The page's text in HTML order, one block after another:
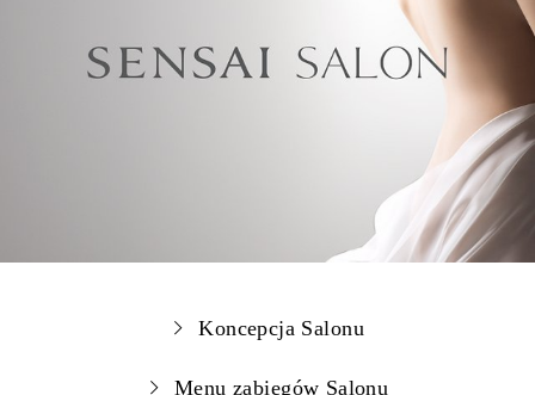
Koncepcja Salonu
Menu zabiegów Salonu